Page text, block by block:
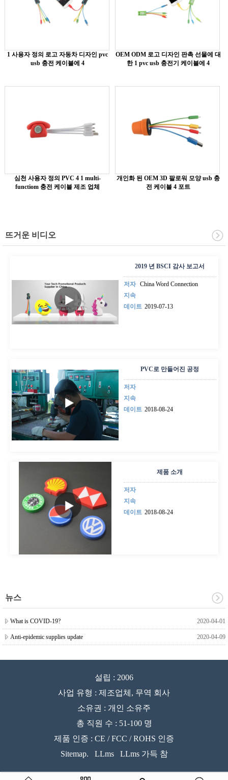
1 사용자 정의 로고 자동차 디자인 pvc
usb 충전 케이블에 4
OEM ODM 로고 디자인 판촉 선물에 대
한 1 pvc usb 충전기 케이블에 4
심천 사용자 정의 PVC 4 1 multi-
functiom 충전 케이블 제조 업체
개인화 된 OEM 3D 팔로워 모양 usb 충
전 케이블 4 포트
뜨거운 비디오
2019 년 BSCI 감사 보고서
저자 China Word Connection
지속
데이트 2019-07-13
PVC로 만들어진 공정
저자
지속
데이트 2018-08-24
제품 소개
저자
지속
데이트 2018-08-24
뉴스
What is COVID-19? 2020-04-01
Anti-epidemic supplies update 2020-04-09
설립 : 2006
사업 유형 : 제조업체, 무역 회사
소유권 : 개인 소유주
총 직원 수 : 51-100 명
제품 인증 : CE / FCC / ROHS 인증
Sitemap.
LLms LLms 가득 참